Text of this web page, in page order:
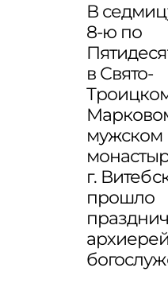
В
8-ю по
в Свято-
мужском
г.
прошло